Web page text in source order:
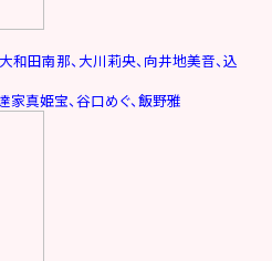
和田南那、大川莉央、向井地美音、込
家真姫宝、谷口めぐ、飯野雅